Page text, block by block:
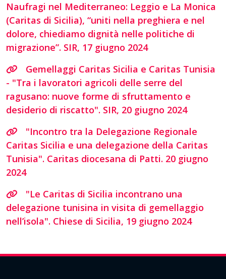
Naufragi nel Mediterraneo: Leggio e La Monica
(Caritas di Sicilia), “uniti nella preghiera e nel
dolore, chiediamo dignità nelle politiche di
migrazione”. SIR, 17 giugno 2024
Gemellaggi Caritas Sicilia e Caritas Tunisia
- "Tra i lavoratori agricoli delle serre del
ragusano: nuove forme di sfruttamento e
desiderio di riscatto". SIR, 20 giugno 2024
"Incontro tra la Delegazione Regionale
Caritas Sicilia e una delegazione della Caritas
Tunisia". Caritas diocesana di Patti. 20 giugno
2024
"Le Caritas di Sicilia incontrano una
delegazione tunisina in visita di gemellaggio
nell’isola". Chiese di Sicilia, 19 giugno 2024